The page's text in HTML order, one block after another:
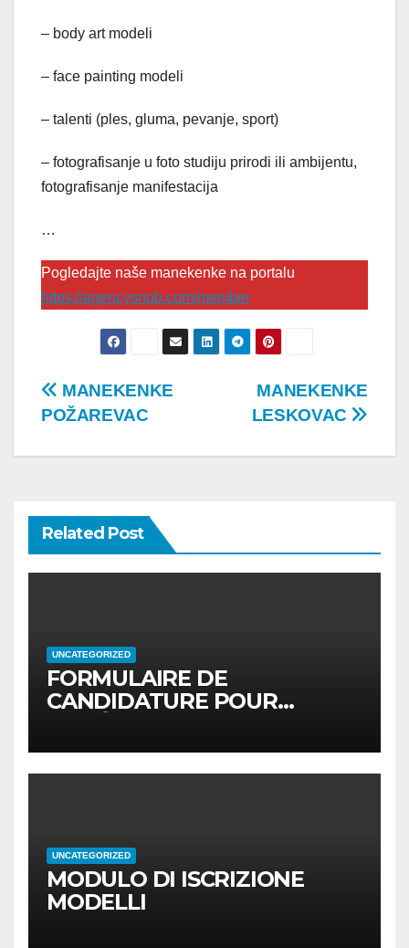
– body art modeli
– face painting modeli
– talenti (ples, gluma, pevanje, sport)
– fotografisanje u foto studiju prirodi ili ambijentu,
fotografisanje manifestacija
…
Pogledajte naše manekenke na portalu
https://agencysnob.com/member
Post
MANEKENKE
LESKOVAC
MANEKENKE
POŽAREVAC
Related Post
UNCATEGORIZED
FORMULAIRE DE
CANDIDATURE POUR
UNCATEGORIZED
MODULO DI ISCRIZIONE
MODELLI